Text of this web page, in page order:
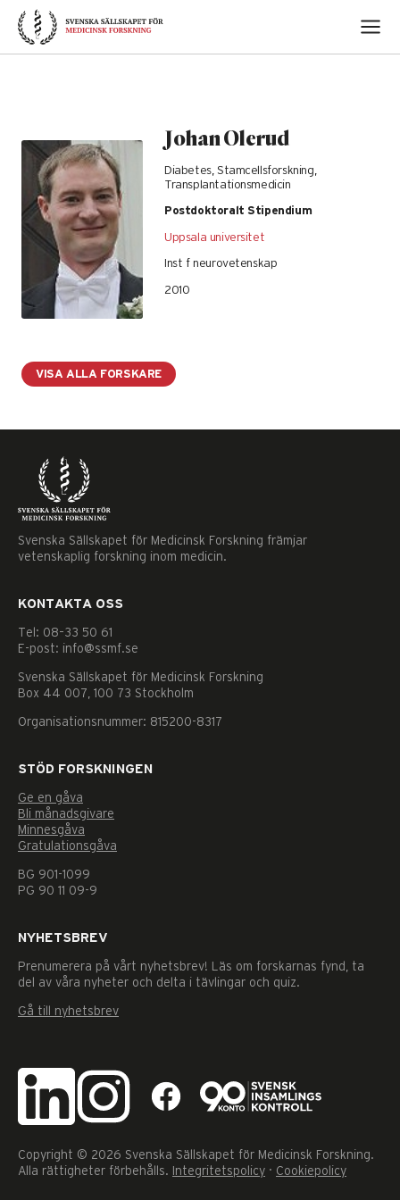
Skip
content
Johan Olerud
Diabetes, Stamcellsforskning,
Transplantationsmedicin
Postdoktoralt Stipendium
Uppsala universitet
Inst f neurovetenskap
2010
VISA ALLA FORSKARE
Svenska Sällskapet för Medicinsk Forskning främjar
vetenskaplig forskning inom medicin.
KONTAKTA OSS
Tel: 08–33 50 61
E-post: info@ssmf.se
Svenska Sällskapet för Medicinsk Forskning
Box 44 007, 100 73 Stockholm
Organisationsnummer: 815200-8317
STÖD FORSKNINGEN
Ge en gåva
Bli månadsgivare
Minnesgåva
Gratulationsgåva
BG 901-1099
PG 90 11 09-9
NYHETSBREV
Prenumerera på vårt nyhetsbrev! Läs om forskarnas fynd, ta
del av våra nyheter och delta i tävlingar och quiz.
Gå till nyhetsbrev
Copyright © 2026 Svenska Sällskapet för Medicinsk Forskning.
Alla rättigheter förbehålls.
Integritetspolicy · Cookiepolicy
Dessa kakor
går inte att
välja bort. De
behövs för
att hemsidan
över huvud
Statistik
kunna
funktionalitet
och
uppbyggnad,
baserat på hur
används.